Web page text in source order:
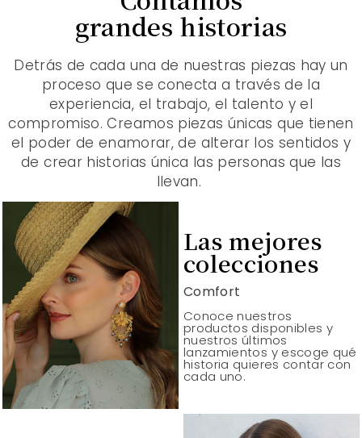
grandes historias
Detrás de cada una de nuestras piezas hay un
proceso que se conecta a través de la
experiencia, el trabajo, el talento y el
compromiso. Creamos piezas únicas que tienen
el poder de enamorar, de alterar los sentidos y
de crear historias única las personas que las
llevan.
Las mejores
colecciones
Comfort
Conoce nuestros
productos disponibles y
nuestros últimos
lanzamientos y escoge qué
historia quieres contar con
cada uno.